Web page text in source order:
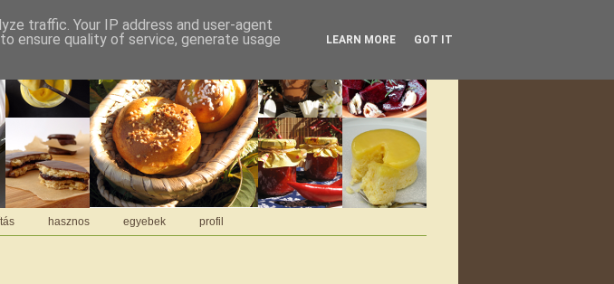
hasznos egyebek profil
traffic. Your IP address and user-agent
ensure quality of service, generate usage
LEARN MORE GOT IT